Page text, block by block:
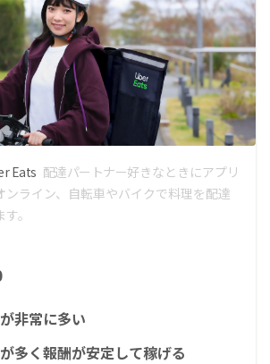
Eats 配達パートナー好きなときにアプリ
ンライン、自転車やバイクで料理を配達
。
非常に多い
多く報酬が安定して稼げる